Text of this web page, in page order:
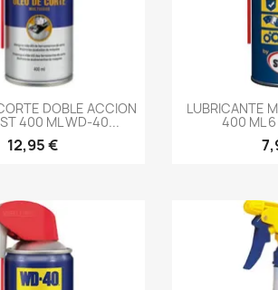
--> DOBLE ACCION
400 ML WD-40...
12,95 €
LUBRICANTE
400 ML